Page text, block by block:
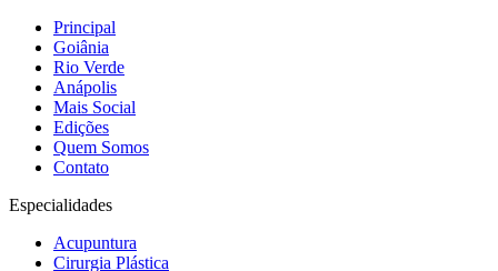
Principal
Goiânia
Rio Verde
Anápolis
Mais Social
Edições
Quem Somos
Contato
Especialidades
Acupuntura
Cirurgia Plástica